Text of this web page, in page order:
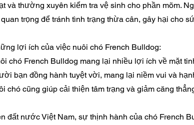
và thường xuyên kiểm tra vệ sinh cho phần mõm.
quan trọng để tránh tình trạng thừa cân, gây hại cho
lợi ích của việc nuôi chó French Bulldog:
chó French Bulldog mang lại nhiều lợi ích về mặt
bạn đồng hành tuyệt vời, mang lại niềm vui và
chó cũng giúp cải thiện tâm trạng và giảm căng
đất nước Việt Nam, sự thịnh hành của chó French